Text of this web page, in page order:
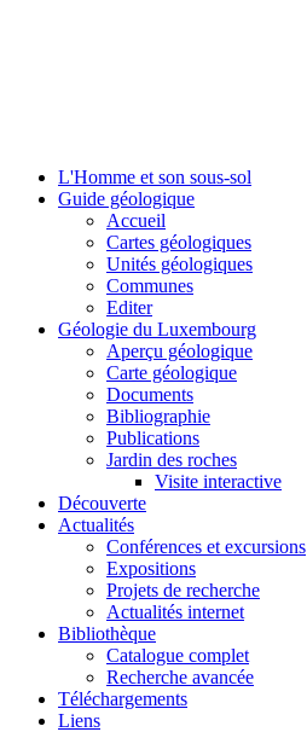
L'Homme et son sous-sol
Guide géologique
Accueil
Cartes géologiques
Unités géologiques
Communes
Editer
Géologie du Luxembourg
Aperçu géologique
Carte géologique
Documents
Bibliographie
Publications
Jardin des roches
Visite interactive
Découverte
Actualités
Conférences et excursions
Expositions
Projets de recherche
Actualités internet
Bibliothèque
Catalogue complet
Recherche avancée
Téléchargements
Liens